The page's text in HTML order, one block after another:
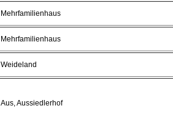
Mehrfamilienhaus
Mehrfamilienhaus
Weideland
Aus, Aussiedlerhof